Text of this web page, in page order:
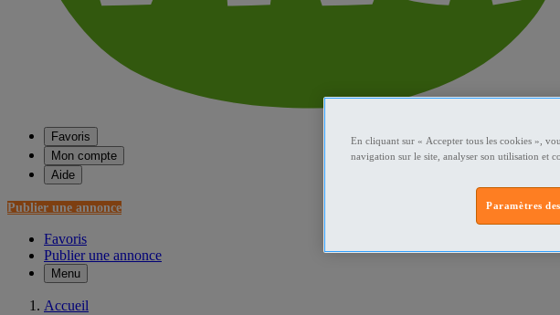
Favoris
Mon compte
Aide
Publier une annonce
Favoris
Publier une annonce
Menu
Accueil
En cliquant sur « Accepter tous les cookies »,
navigation sur le site, analyser son utilisation et
Paramètres